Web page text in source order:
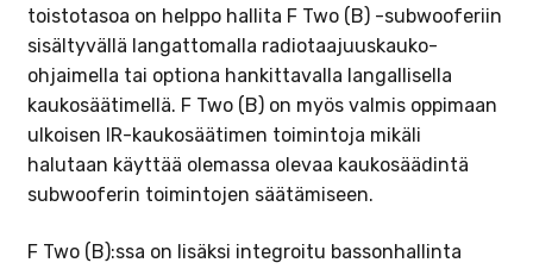
toistotasoa on helppo hallita F Two (B) -subwooferiin
sisältyvällä langattomalla radiotaajuuskauko-
ohjaimella tai optiona hankittavalla langallisella
kaukosäätimellä. F Two (B) on myös valmis oppimaan
ulkoisen IR-kaukosäätimen toimintoja mikäli
halutaan käyttää olemassa olevaa kaukosäädintä
subwooferin toimintojen säätämiseen.
F Two (B):ssa on lisäksi integroitu bassonhallinta